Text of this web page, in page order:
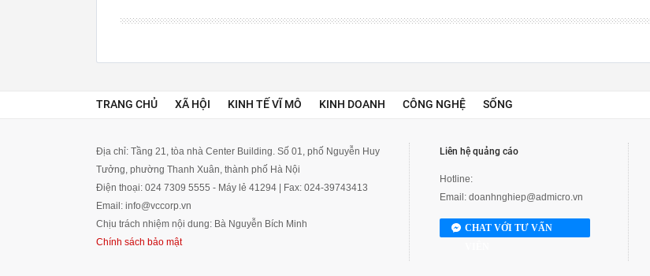
TRANG CHỦ XÃ HỘI KINH TẾ VĨ MÔ KINH DOANH CÔNG NGHỆ SỐNG
Địa chỉ: Tầng 21, tòa nhà Center Building. Số 01, phố Nguyễn Huy
Tưởng, phường Thanh Xuân, thành phố Hà Nội
Điện thoại: 024 7309 5555 - Máy lẻ 41294 | Fax: 024-39743413
Email: info@vccorp.vn
Chịu trách nhiệm nội dung: Bà Nguyễn Bích Minh
Chính sách bảo mật
Liên hệ quảng cáo
Hotline:
Email: doanhnghiep@admicro.vn
CHAT VỚI TƯ VẤN